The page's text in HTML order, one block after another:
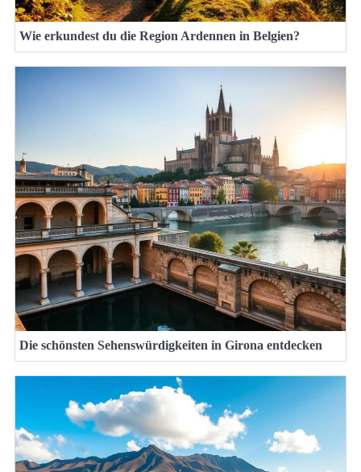
Wie erkundest du die Region Ardennen in Belgien?
Die schönsten Sehenswürdigkeiten in Girona entdecken